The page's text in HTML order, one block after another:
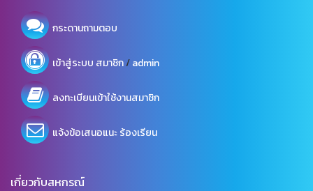
กระดานถามตอบ
เข้าสู่ระบบ สมาชิก/admin
ลงทะเบียนเข้าใช้งานสมาชิก
แจ้งข้อเสนอแนะ ร้องเรียน
เกี่ยวกับสหกรณ์